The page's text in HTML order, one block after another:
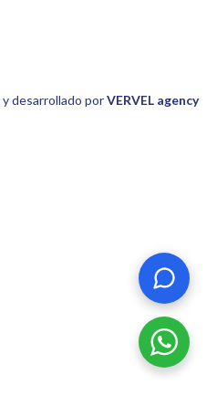
desarrollado porVERVEL agency